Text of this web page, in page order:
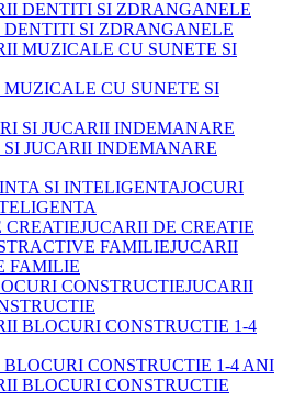
DENTITI SI ZDRANGANELE
MUZICALE CU SUNETE SI
JUCARII INDEMANARE
JOCURI
JUCARII DE CREATIE
JUCARII
FAMILIE
JUCARII
CONSTRUCTIE 1-4 ANI